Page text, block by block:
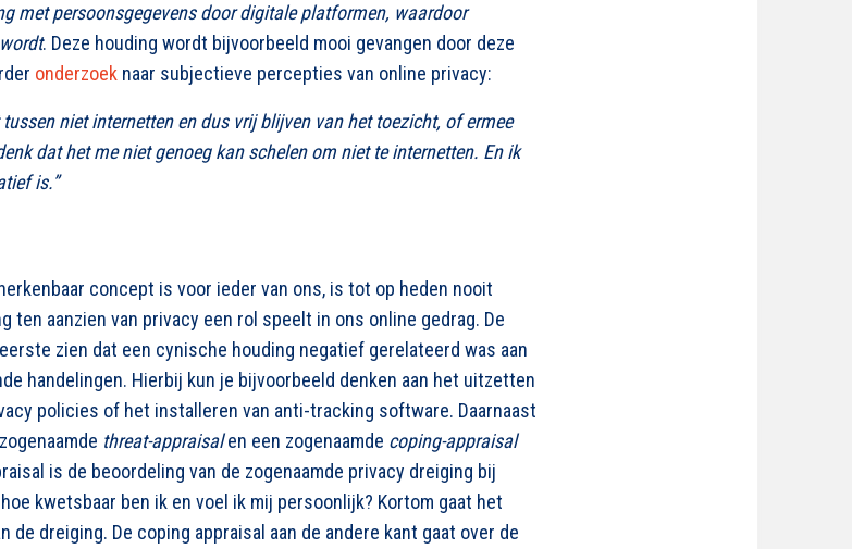
met persoonsgegevens door digitale platformen, waardoor
. Deze houding wordt bijvoorbeeld mooi gevangen door deze
onderzoek naar subjectieve percepties van online privacy:
niet internetten en dus vrij blijven van het toezicht, of ermee
dat het me niet genoeg kan schelen om niet te internetten. En ik
is.”
concept is voor ieder van ons, is tot op heden nooit
ten aanzien van privacy een rol speelt in ons online gedrag. De
zien dat een cynische houding negatief gerelateerd was aan
handelingen. Hierbij kun je bijvoorbeeld denken aan het uitzetten
policies of het installeren van anti-tracking software. Daarnaast
threat-appraisalen een zogenaamde coping-appraisal
is de beoordeling van de zogenaamde privacy dreiging bij
kwetsbaar ben ik en voel ik mij persoonlijk? Kortom gaat het
de dreiging. De coping appraisal aan de andere kant gaat over de